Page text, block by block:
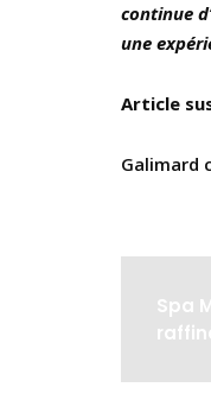
continue
une
Article
Galimard
Spa